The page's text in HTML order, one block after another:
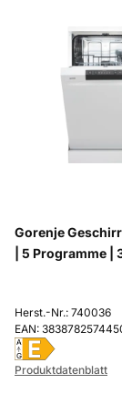
Gorenje
| 5 Programme
Herst.-Nr.: 740036
EAN:
A
G
E
Produktdatenblatt